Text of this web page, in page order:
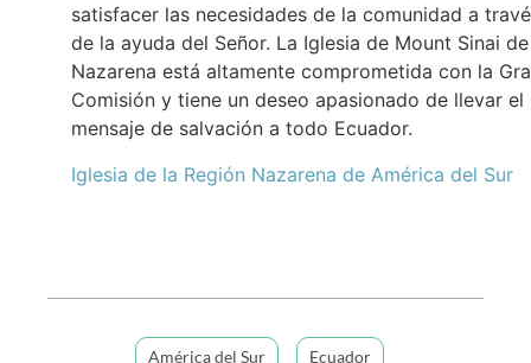
satisfacer las necesidades de la comunidad a
de la ayuda del Señor. La Iglesia de Mount Sinai
Nazarena está altamente comprometida con la
Comisión y tiene un deseo apasionado de llevar el
mensaje de salvación a todo Ecuador.
Iglesia de la Región Nazarena de América del Sur
América del Sur
Ecuador